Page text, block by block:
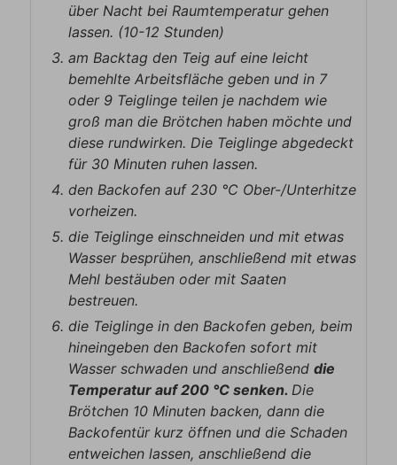
über Nacht bei Raumtemperatur gehen
lassen. (10-12 Stunden)
am Backtag den Teig auf eine leicht
bemehlte Arbeitsfläche geben und in 7
oder 9 Teiglinge teilen je nachdem wie
groß man die Brötchen haben möchte und
diese rundwirken. Die Teiglinge abgedeckt
für 30 Minuten ruhen lassen.
den Backofen auf 230 °C Ober-/Unterhitze
vorheizen.
die Teiglinge einschneiden und mit etwas
Wasser besprühen, anschließend mit etwas
Mehl bestäuben oder mit Saaten
bestreuen.
die Teiglinge in den Backofen geben, beim
hineingeben den Backofen sofort mit
Wasser schwaden und anschließenddie
Temperatur auf 200 °C senken.Die
Brötchen 10 Minuten backen, dann die
Backofentür kurz öffnen und die Schaden
entweichen lassen, anschließend die